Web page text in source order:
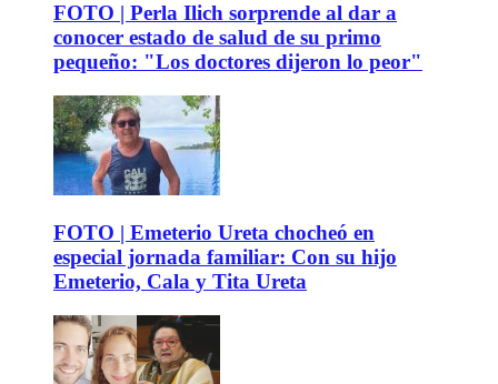
FOTO | Perla Ilich sorprende al dar a
conocer estado de salud de su primo
pequeño: "Los doctores dijeron lo peor"
FOTO | Emeterio Ureta chocheó en
especial jornada familiar: Con su hijo
Emeterio, Cala y Tita Ureta